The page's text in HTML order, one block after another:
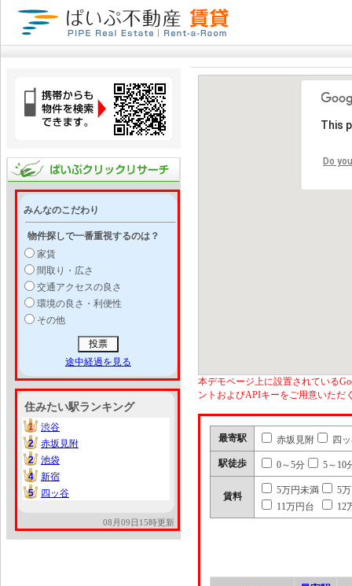
みんなのこだわり
物件探しで一番重視するのは？
家賃
間取り・広さ
交通アクセスの良さ
環境の良さ・利便性
その他
途中経過を見る
住みたい駅ランキング
1
1
渋谷
2
2
赤坂見附
2
2
池袋
4
4
新宿
5
5 四ッ谷
08月09日15時更新
This
Do
本デモページ上に設置されている
ントおよびAPIキーをご用意いただ
最寄駅 赤坂見附 四
駅徒歩 0～5分 5～10
賃料
5万円未満
5
11万円台
12